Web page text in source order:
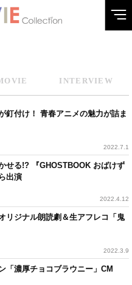
INTERVIEW
釘付け！ 青春アニメの魅力が詰ま
2022.7.1
せる!? 『GHOSTBOOK おばけず
出演
2022.4.12
リジナル朗読劇＆生アフレコ「鬼
2022.3.9
「濃厚チョコブラウニー」CM